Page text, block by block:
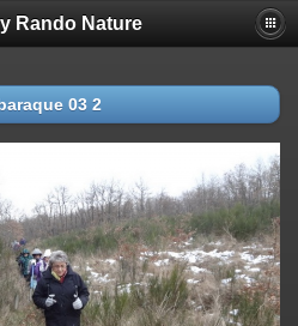
Rando Nature
03 2